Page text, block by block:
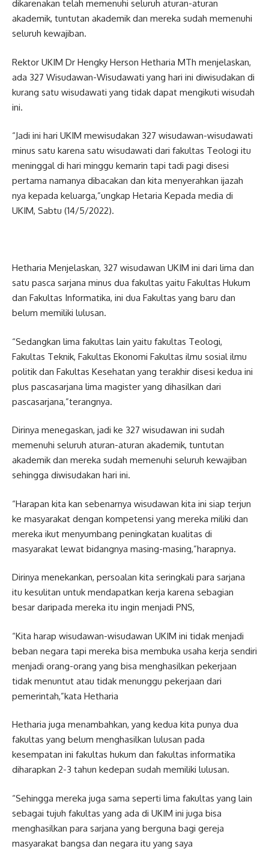
dikarenakan telah memenuhi seluruh aturan-aturan
akademik, tuntutan akademik dan mereka sudah memenuhi
seluruh kewajiban.
Rektor UKIM Dr Hengky Herson Hetharia MTh menjelaskan,
ada 327 Wisudawan-Wisudawati yang hari ini diwisudakan di
kurang satu wisudawati yang tidak dapat mengikuti wisudah
ini.
“Jadi ini hari UKIM mewisudakan 327 wisudawan-wisudawati
minus satu karena satu wisudawati dari fakultas Teologi itu
meninggal di hari minggu kemarin tapi tadi pagi disesi
pertama namanya dibacakan dan kita menyerahkan ijazah
nya kepada keluarga,”ungkap Hetaria Kepada media di
UKIM, Sabtu (14/5/2022).
Hetharia Menjelaskan, 327 wisudawan UKIM ini dari lima dan
satu pasca sarjana minus dua fakultas yaitu Fakultas Hukum
dan Fakultas Informatika, ini dua Fakultas yang baru dan
belum memiliki lulusan.
“Sedangkan lima fakultas lain yaitu fakultas Teologi,
Fakultas Teknik, Fakultas Ekonomi Fakultas ilmu sosial ilmu
politik dan Fakultas Kesehatan yang terakhir disesi kedua ini
plus pascasarjana lima magister yang dihasilkan dari
pascasarjana,”terangnya.
Dirinya menegaskan, jadi ke 327 wisudawan ini sudah
memenuhi seluruh aturan-aturan akademik, tuntutan
akademik dan mereka sudah memenuhi seluruh kewajiban
sehingga diwisudakan hari ini.
“Harapan kita kan sebenarnya wisudawan kita ini siap terjun
ke masyarakat dengan kompetensi yang mereka miliki dan
mereka ikut menyumbang peningkatan kualitas di
masyarakat lewat bidangnya masing-masing,”harapnya.
Dirinya menekankan, persoalan kita seringkali para sarjana
itu kesulitan untuk mendapatkan kerja karena sebagian
besar daripada mereka itu ingin menjadi PNS,
“Kita harap wisudawan-wisudawan UKIM ini tidak menjadi
beban negara tapi mereka bisa membuka usaha kerja sendiri
menjadi orang-orang yang bisa menghasilkan pekerjaan
tidak menuntut atau tidak menunggu pekerjaan dari
pemerintah,”kata Hetharia
Hetharia juga menambahkan, yang kedua kita punya dua
fakultas yang belum menghasilkan lulusan pada
kesempatan ini fakultas hukum dan fakultas informatika
diharapkan 2-3 tahun kedepan sudah memiliki lulusan.
“Sehingga mereka juga sama seperti lima fakultas yang lain
sebagai tujuh fakultas yang ada di UKIM ini juga bisa
menghasilkan para sarjana yang berguna bagi gereja
masyarakat bangsa dan negara itu yang saya